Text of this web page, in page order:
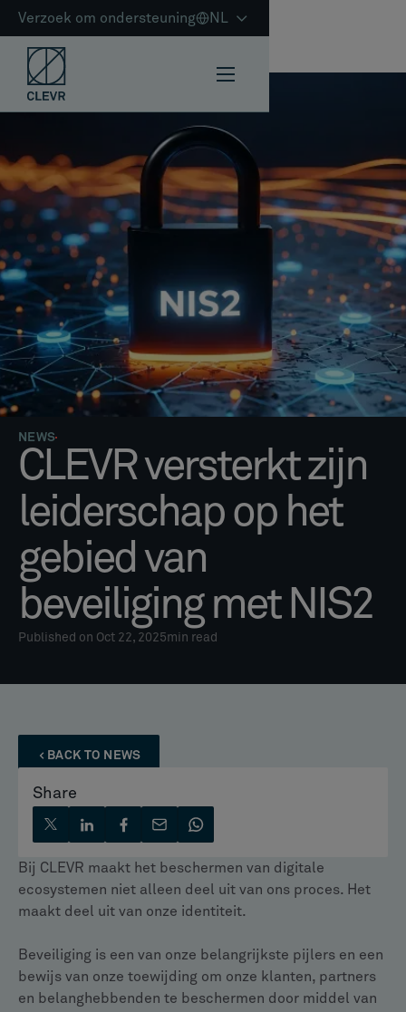
Verzoek om ondersteuning NL
NEWS
CLEVR versterkt zijn
leiderschap op het
gebied van
beveiliging met NIS2
Published on Oct 22, 2025min read
BACK TO NEWS
Share
Bij CLEVR maakt het beschermen van digitale
ecosystemen niet alleen deel uit van ons proces. Het
maakt deel uit van onze identiteit.
Beveiliging is een van onze belangrijkste pijlers en een
bewijs van onze toewijding om onze klanten, partners
en belanghebbenden te beschermen door middel van